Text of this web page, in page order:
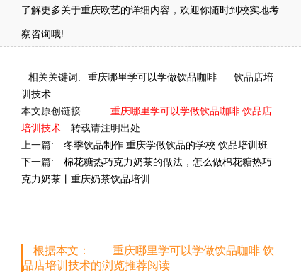
了解更多关于重庆欧艺的详细内容，欢迎你随时到校实地考
察咨询哦!
相关关键词: 重庆哪里学可以学做饮品咖啡
饮品店培
训技术
本文原创链接:
重庆哪里学可以学做饮品咖啡 饮品店
培训技术
转载请注明出处
上一篇:
冬季饮品制作 重庆学做饮品的学校 饮品培训班
下一篇:
棉花糖热巧克力奶茶的做法，怎么做棉花糖热巧
克力奶茶丨重庆奶茶饮品培训
根据本文： 重庆哪里学可以学做饮品咖啡 饮
品店培训技术的浏览推荐阅读